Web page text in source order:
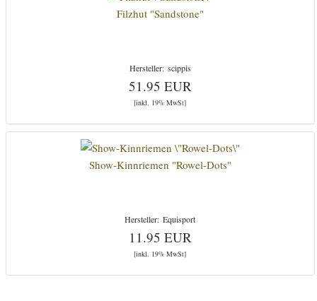
Filzhut "Sandstone"
scippis
51.95 EUR
[inkl. 19% MwSt]
Show-Kinnriemen "Rowel-Dots"
Equisport
11.95 EUR
[inkl. 19% MwSt]